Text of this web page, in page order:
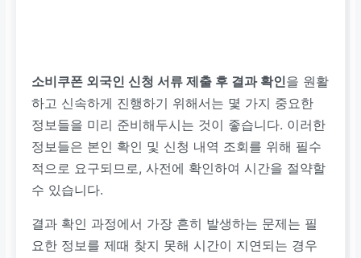
소비쿠폰 외국인 신청 서류 제출 후 결과 확인을 원활
하고 신속하게 진행하기 위해서는 몇 가지 중요한
정보들을 미리 준비해두시는 것이 좋습니다. 이러한
정보들은 본인 확인 및 신청 내역 조회를 위해 필수
적으로 요구되므로, 사전에 확인하여 시간을 절약할
수 있습니다.
결과 확인 과정에서 가장 흔히 발생하는 문제는 필
요한 정보를 제때 찾지 못해 시간이 지연되는 경우